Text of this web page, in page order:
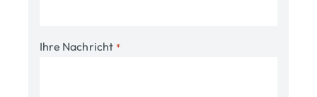
Ihre Nachricht *